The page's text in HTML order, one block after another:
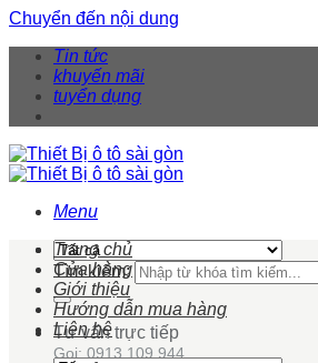
Chuyển đến nội dung
Tin tức
khuyến mãi
tuyển dụng
Menu
Tìm kiếm:
Tư vấn trực tiếp
Gọi: 0913 109 944
Trang chủ
Cửa hàng
Giới thiệu
Hướng dẫn mua hàng
Liên hệ